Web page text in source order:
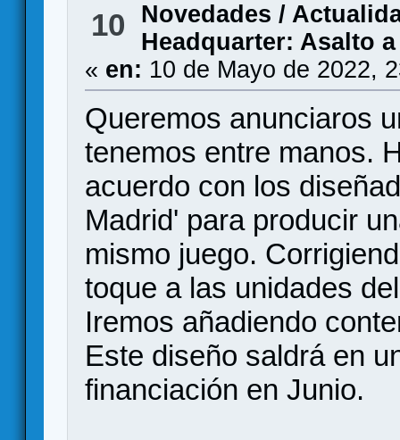
10
Novedades /
Headquarter: Asalto
« en: 10 de Mayo de 2022,
Queremos anunciaros
tenemos entre manos.
acuerdo con los
Madrid' para producir
mismo juego.
toque a las unidades
Iremos añadiendo
Este diseño saldrá en
financiación en Junio.